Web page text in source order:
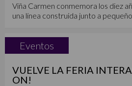
Viña Carmen conmemora los diez
una línea construida junto a
Eventos
VUELVE LA FERIA
ON!